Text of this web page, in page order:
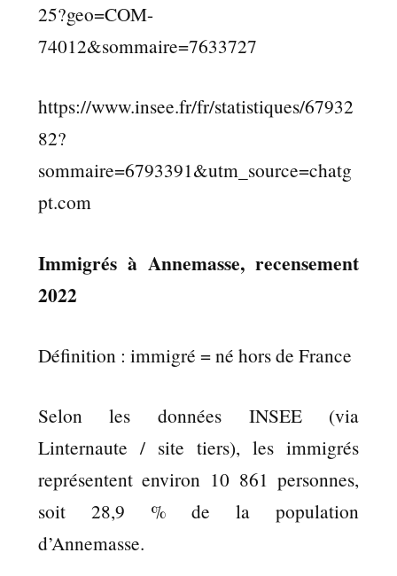
25?geo=COM-
74012&sommaire=7633727
https://www.insee.fr/fr/statistiques/67932
82?
sommaire=6793391&utm_source=chatg
pt.com
Immigrés à Annemasse, recensement
2022
Définition : immigré = né hors de France
Selon les données INSEE (via
Linternaute / site tiers), les immigrés
représentent environ 10 861 personnes,
soit 28,9 % de la population
d’Annemasse.